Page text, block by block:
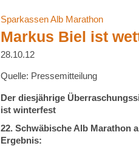
Sparkassen Alb Marathon
Markus Biel ist
28.10.12
Quelle: Pressemitteilung
Der diesjährige
ist winterfest
22. Schwäbische Alb Marathon
Ergebnis: